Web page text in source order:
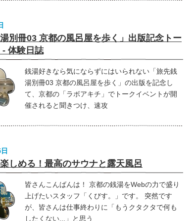
湯別冊03 京都の風呂屋を歩く」出版記念トー
- 体験日誌
銭湯好きなら気にならずにはいられない「旅先銭
湯別冊03 京都の風呂屋を歩く」の出版を記念し
て、京都の「ラボアキチ」でトークイベントが開
催されると聞きつけ、速攻
しめる！最高のサウナと露天風呂
皆さんこんばんは！ 京都の銭湯をWebの力で盛り
上げたいスタッフ「くびす。」です。 突然です
が、皆さんは仕事終わりに「もうクタクタで何も
したくない...」と思う